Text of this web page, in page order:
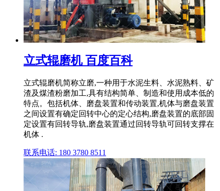
立式辊磨机 百度百科
立式辊磨机简称立磨,一种用于水泥生料、水泥熟料、矿
渣及煤渣粉磨加工,具有结构简单、制造和使用成本低的
特点。包括机体、磨盘装置和传动装置,机体与磨盘装置
之间设置有确定回转中心的定心结构,磨盘装置的底部固
定设置有回转导轨,磨盘装置通过回转导轨可回转支撑在
机体 .
联系电话: 180 3780 8511